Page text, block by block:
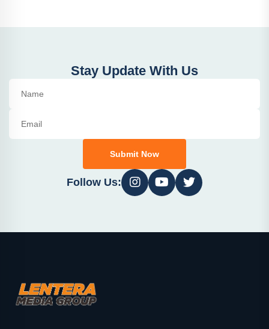
Stay Update With Us
Submit Now
Follow Us: